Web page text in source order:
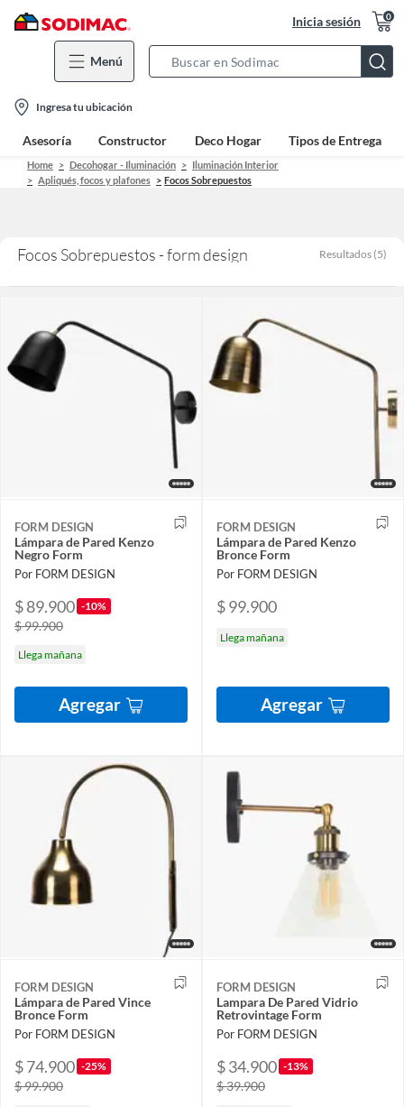
Inicia sesión 0
Menú
Bar
location-
icon
Ingresa tu ubicación
Asesoría Constructor Deco Hogar Tipos de Entrega
Home Decohogar - Iluminación
Iluminación Interior
Apliqués, focos y plafones
Focos Sobrepuestos
Focos Sobrepuestos - form design Resultados (5)
FORM DESIGN
Lámpara de Pared Kenzo
Negro Form
Por FORM DESIGN
$ 89.900 -10%
$ 99.900
Llega mañana
Agregar
FORM DESIGN
Lámpara de Pared Kenzo
Bronce Form
Por FORM DESIGN
$ 99.900
Llega mañana
Agregar
FORM DESIGN
Lámpara de Pared Vince
Bronce Form
Por FORM DESIGN
$ 74.900 -25%
$ 99.900
FORM DESIGN
Lampara De Pared Vidrio
Retrovintage Form
Por FORM DESIGN
$ 34.900 -13%
$ 39.900